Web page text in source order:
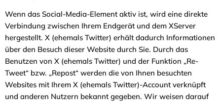
Wenn das Social-Media-Element aktiv ist, wird eine direkte
Verbindung zwischen Ihrem Endgerät und dem XServer
hergestellt. X (ehemals Twitter) erhält dadurch Informationen
über den Besuch dieser Website durch Sie. Durch das
Benutzen von X (ehemals Twitter) und der Funktion „Re-
Tweet“ bzw. „Repost“ werden die von Ihnen besuchten
Websites mit Ihrem X (ehemals Twitter)-Account verknüpft
und anderen Nutzern bekannt gegeben. Wir weisen darauf